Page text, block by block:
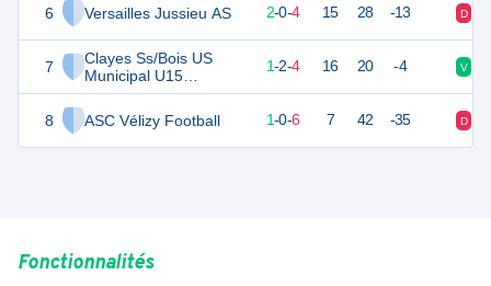
6 Versailles Jussieu AS
7
Clayes Ss/Bois US
Municipal U15
Féminines
8
ASC Vélizy Football
5 2-0-4 15 28 -13 D
5 1-2-4 16 20 -4 V
3 1-0-6 7 42 -35 D
Fonctionnalités